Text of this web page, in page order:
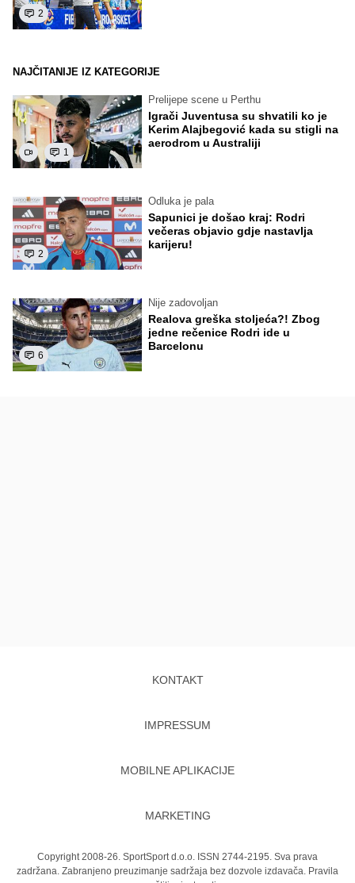
2
NAJČITANIJE IZ KATEGORIJE
1
Prelijepe scene u Perthu
Igrači Juventusa su shvatili ko je
Kerim Alajbegović kada su stigli na
aerodrom u Australiji
2
Odluka je pala
Sapunici je došao kraj: Rodri
večeras objavio gdje nastavlja
karijeru!
6
Nije zadovoljan
Realova greška stoljeća?! Zbog
jedne rečenice Rodri ide u
Barcelonu
KONTAKT
IMPRESSUM
MOBILNE APLIKACIJE
MARKETING
Copyright 2008-26. SportSport d.o.o. ISSN 2744-2195. Sva prava
zadržana. Zabranjeno preuzimanje sadržaja bez dozvole izdavača. Pravila